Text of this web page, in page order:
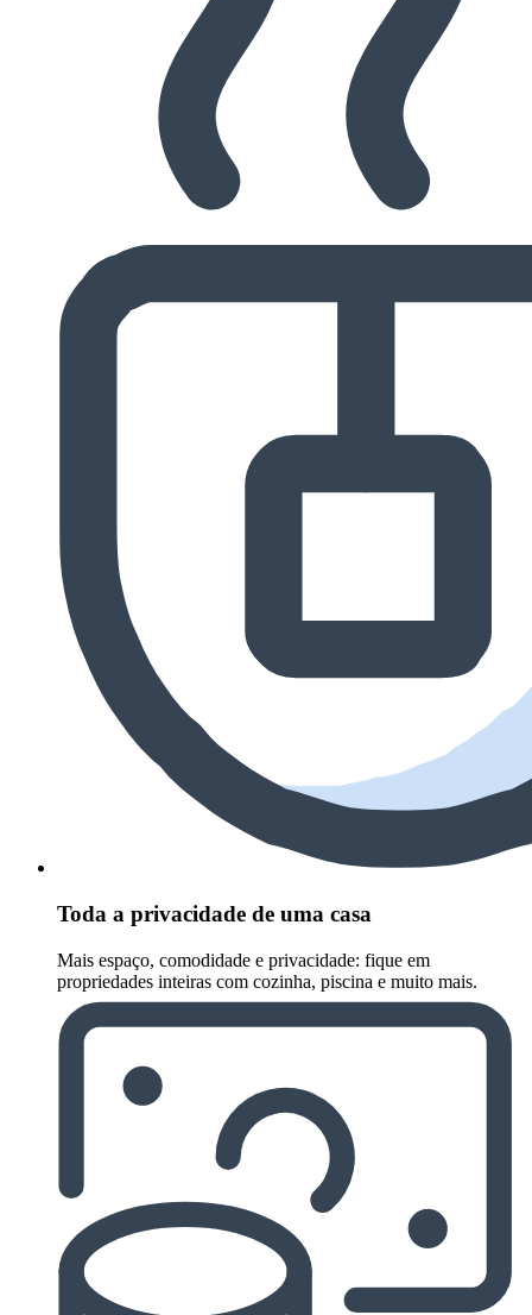
Toda a privacidade de uma casa
Mais espaço, comodidade e privacidade: fique em
propriedades inteiras com cozinha, piscina e muito mais.